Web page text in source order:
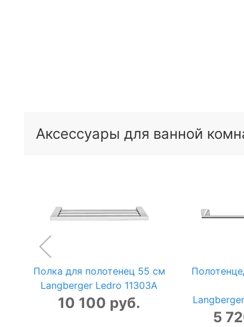
Аксессуары для ванной
Полка для полотенец 55 см
Langberger Ledro 11303A
10 100 руб.
5